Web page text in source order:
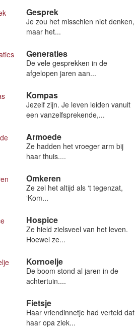
Gesprek
Je zou het misschien niet denken,
maar het...
Generaties
De vele gesprekken in de
afgelopen jaren aan...
Kompas
Jezelf zijn. Je leven leiden vanuit
een vanzelfsprekende,...
Armoede
Ze hadden het vroeger arm bij
haar thuis....
Omkeren
Ze zei het altijd als ‘t tegenzat,
‘Kom...
Hospice
Ze hield zielsveel van het leven.
Hoewel ze...
Kornoelje
De boom stond al jaren in de
achtertuin....
Fietsje
Haar vriendinnetje had verteld dat
haar opa ziek...